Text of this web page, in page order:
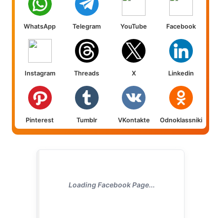
WhatsApp Telegram YouTube Facebook
Instagram Threads X Linkedin
Pinterest Tumblr VKontakte Odnoklassniki
Loading Facebook Page...